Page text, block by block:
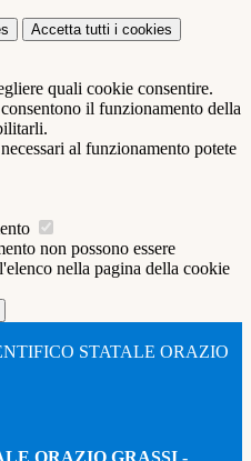
Accetta tutti i cookies
quali cookie consentire.
il funzionamento della
al funzionamento potete
non possono essere
nella pagina della cookie
STATALE ORAZIO
ORAZIO GRASSI -